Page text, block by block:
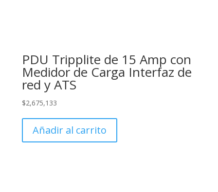
PDU Tripplite de 15 Amp con
Medidor de Carga Interfaz de
red y ATS
$2,675,133
Añadir al carrito